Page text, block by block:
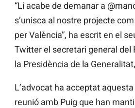
“Li acabe de demanar a
s’unisca al nostre projecte
per València”, ha escrit en el
Twitter el secretari general del
la Presidència de la
L’advocat ha acceptat
reunió amb Puig que han